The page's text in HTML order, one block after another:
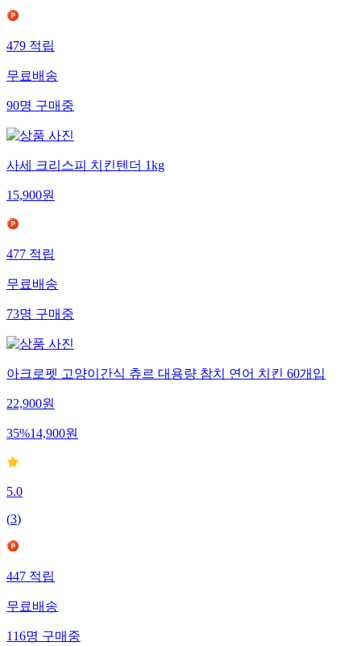
479적립
무료배송
90명구매중
사세 크리스피 치킨텐더 1kg
15,900원
477적립
무료배송
73명구매중
아크로펫 고양이간식 츄르 대용량 참치 연어 치킨 60개입
22,900원
35%14,900원
5.0
(3)
447적립
무료배송
116명구매중